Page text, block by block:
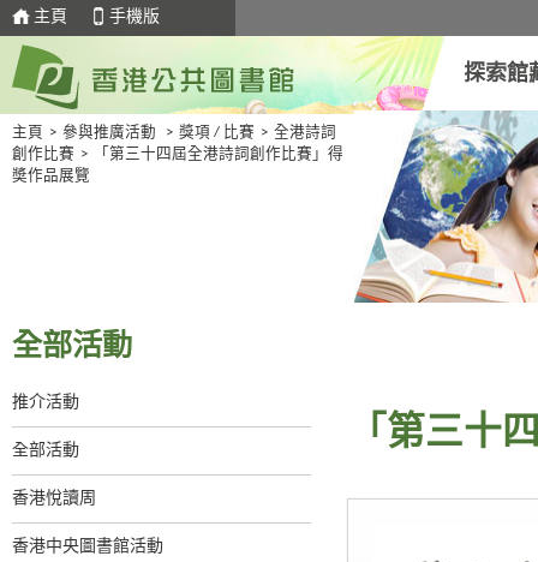
主頁 手機版
探索館
主頁 > 參與推廣活動 > 獎項 / 比賽 > 全港詩詞
創作比賽 >
「第三十四屆全港詩詞創作比賽」得
奬作品展覽
全部活動
推介活動
全部活動
香港悅讀周
香港中央圖書館活動
「第三十